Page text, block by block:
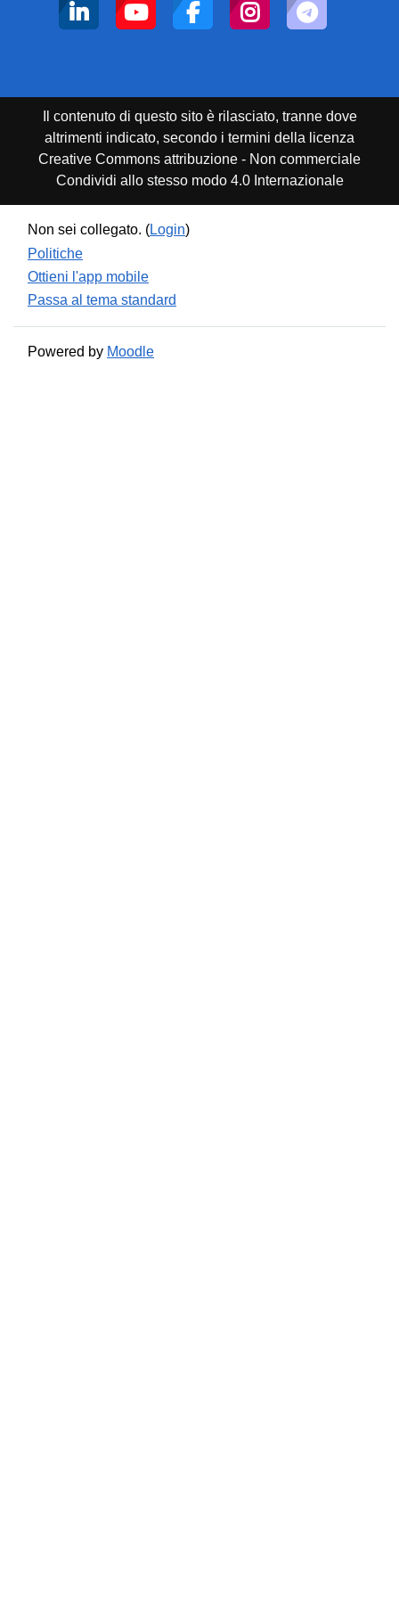
Il contenuto di questo sito è rilasciato, tranne dove
altrimenti indicato, secondo i termini della licenza
Creative Commons attribuzione - Non commerciale
Condividi allo stesso modo 4.0 Internazionale
Non sei collegato. (Login)
Politiche
Ottieni l'app mobile
Passa al tema standard
Powered by Moodle